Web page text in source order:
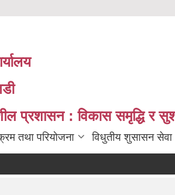
प्रशासन : विकास समृद्धि र
तथा परियोजना विधुतीय शुसासन सेवा